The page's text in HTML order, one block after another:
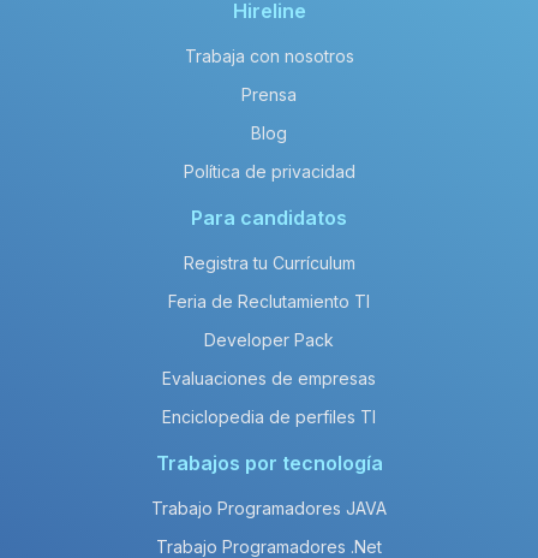
Hireline
Trabaja con nosotros
Prensa
Blog
Política de privacidad
Para candidatos
Registra tu Currículum
Feria de Reclutamiento TI
Developer Pack
Evaluaciones de empresas
Enciclopedia de perfiles TI
Trabajos por tecnología
Trabajo Programadores JAVA
Trabajo Programadores .Net